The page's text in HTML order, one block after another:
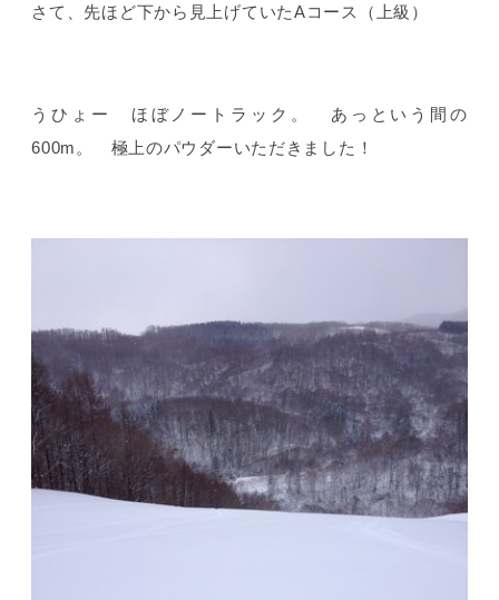
さて、先ほど下から見上げていたAコース（上級）
うひょー ほぼノートラック。 あっという間の
600m。 極上のパウダーいただきました！